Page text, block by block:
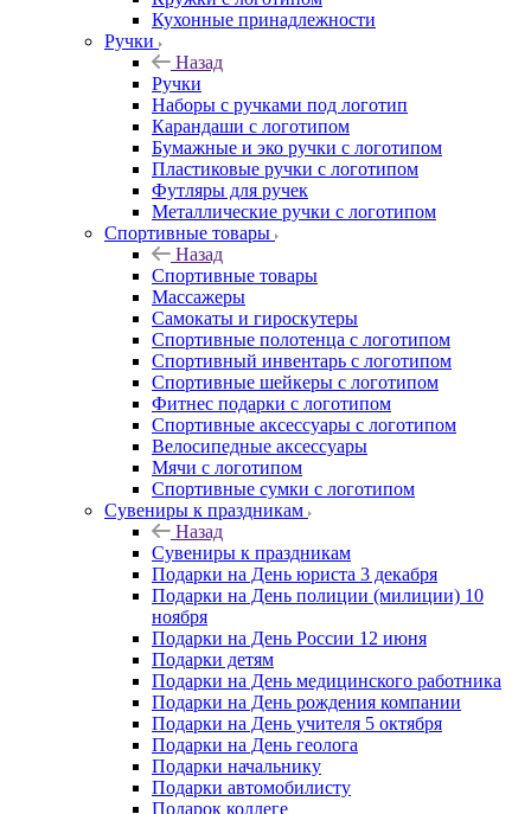
Кухонные принадлежности
Ручки
Назад
Ручки
Наборы с ручками под логотип
Карандаши с логотипом
Бумажные и эко ручки с логотипом
Пластиковые ручки с логотипом
Футляры для ручек
Металлические ручки с логотипом
Спортивные товары
Назад
Спортивные товары
Массажеры
Самокаты и гироскутеры
Спортивные полотенца с логотипом
Спортивный инвентарь с логотипом
Спортивные шейкеры с логотипом
Фитнес подарки с логотипом
Спортивные аксессуары с логотипом
Велосипедные аксессуары
Мячи с логотипом
Спортивные сумки с логотипом
Сувениры к праздникам
Назад
Сувениры к праздникам
Подарки на День юриста 3 декабря
Подарки на День полиции (милиции) 10
ноября
Подарки на День России 12 июня
Подарки детям
Подарки на День медицинского работника
Подарки на День рождения компании
Подарки на День учителя 5 октября
Подарки на День геолога
Подарки начальнику
Подарки автомобилисту
Подарок коллеге